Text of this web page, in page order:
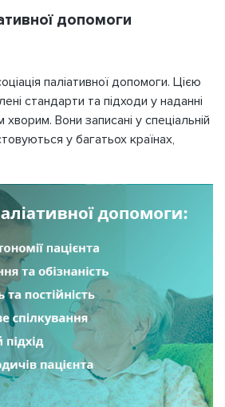
допомоги
паліативної допомоги. Цією
стандарти та підходи у наданні
Вони записані у спеціальній
у багатьох країнах,